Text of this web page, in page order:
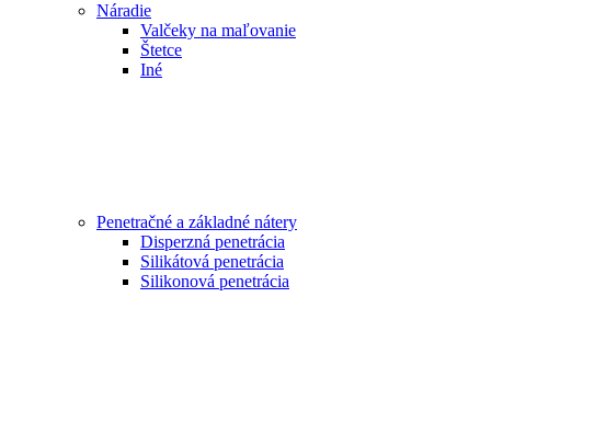
Náradie
Valčeky na maľovanie
Štetce
Iné
Penetračné a základné nátery
Disperzná penetrácia
Silikátová penetrácia
Silikonová penetrácia